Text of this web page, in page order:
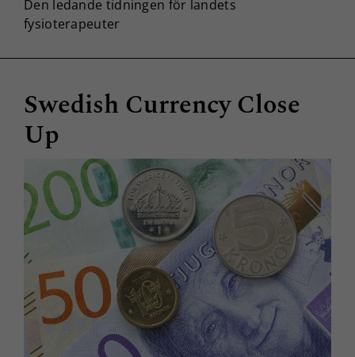
Swedish Currency Close
Up